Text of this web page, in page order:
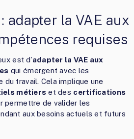
adapter la VAE aux
requises
est d’adapter la VAE aux
qui émergent avec les
du travail. Cela implique une
métiers et des certifications
permettre de valider les
aux besoins actuels et futurs